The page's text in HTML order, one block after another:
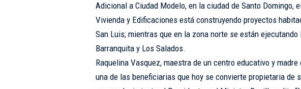
Adicional a Ciudad Modelo, en la ciudad de Santo Domingo,
Vivienda y Edificaciones está construyendo proyectos
San Luis; mientras que en la zona norte se están
Barranquita y Los Salados.
Raquelina Vasquez, maestra de un centro educativo y
una de las beneficiarias que hoy se convierte propietaria de